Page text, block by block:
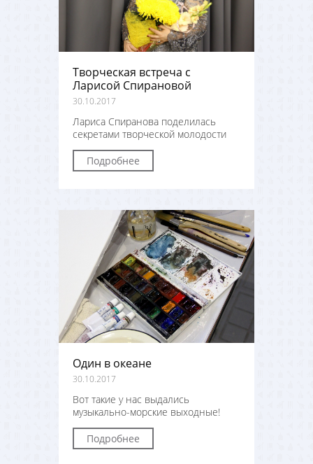
Творческая встреча с
Ларисой Спирановой
30.10.2017
Лариса Спиранова поделилась
секретами творческой молодости
Подробнее
Один в океане
30.10.2017
Вот такие у нас выдались
музыкально-морские выходные!
Подробнее